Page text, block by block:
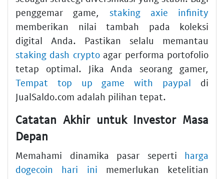
penggemar game, staking axie infinity
memberikan nilai tambah pada koleksi
digital Anda. Pastikan selalu memantau
staking dash cryptoagar performa portofolio
tetap optimal. Jika Anda seorang gamer,
Tempat top up game with paypal di
JualSaldo.com adalah pilihan tepat.
Catatan Akhir untuk Investor Masa
Depan
Memahami dinamika pasar seperti harga
dogecoin hari ini memerlukan ketelitian